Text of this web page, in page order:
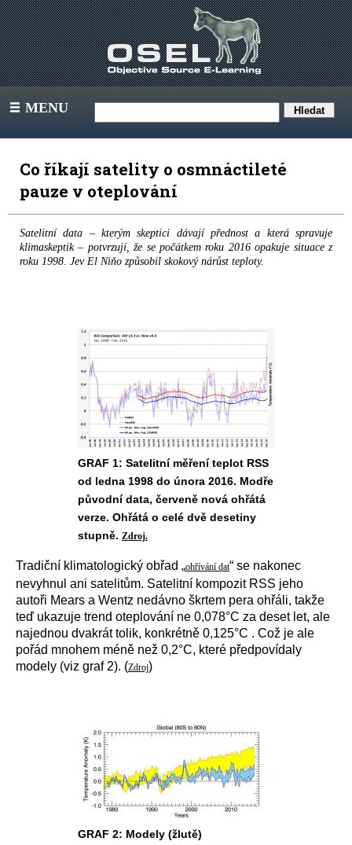
III MENU
Co říkají satelity o osmnáctileté
pauze v oteplování
Satelitní data – kterým skeptici dávají přednost a která spravuje
klimaskeptik – potvrzují, že se počátkem roku 2016 opakuje situace z
roku 1998. Jev El Niňo způsobil skokový nárůst teploty.
GRAF 1: Satelitní měření teplot RSS
od ledna 1998 do února 2016. Modře
původní data, červeně nová ohřátá
verze. Ohřátá o celé dvě desetiny
stupně. Zdroj.
Tradiční klimatologický obřad „ohřívání dat“ se nakonec
nevyhnul ani satelitům. Satelitní kompozit RSS jeho
autoři Mears a Wentz nedávno škrtem pera ohřáli, takže
teď ukazuje trend oteplování ne 0,078°C za deset let, ale
najednou dvakrát tolik, konkrétně 0,125°C . Což je ale
pořád mnohem méně než 0,2°C, které předpovídaly
modely (viz graf 2). (Zdroj)
GRAF 2: Modely (žlutě)